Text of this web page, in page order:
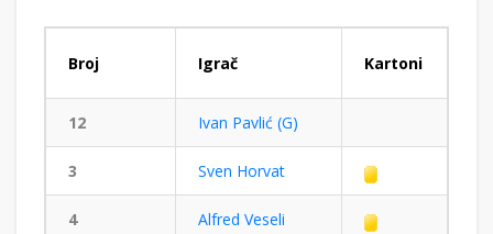
Broj Igrač Kartoni
12 Ivan Pavlić (G)
3 Sven Horvat
4 Alfred Veseli